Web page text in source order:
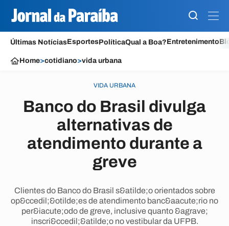
Últimas NotíciasEsportesPolíticaQual a Boa?Entretenimento
Home>cotidiano>vida urbana
VIDA URBANA
Banco do Brasil divulga
alternativas de
atendimento durante a
greve
Clientes do Banco do Brasil s&atilde;o orientados sobre
op&ccedil;&otilde;es de atendimento banc&aacute;rio no
per&iacute;odo de greve, inclusive quanto &agrave;
inscri&ccedil;&atilde;o no vestibular da UFPB.